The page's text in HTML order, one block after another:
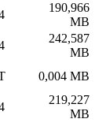
190,966
MB
242,587
MB
0,004 MB
219,227
MB